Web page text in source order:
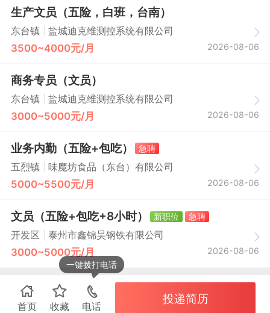
生产文员（五险，白班，台南）
东台镇 盐城迪克维测控系统有限公司
3500~4000元/月 2026-08-06
商务专员（文员）
东台镇 盐城迪克维测控系统有限公司
3000~5000元/月 2026-08-06
业务内勤（五险+包吃）
急聘
五烈镇
味魔坊食品（东台）有限公司
5000~5500元/月 2026-08-06
文员（五险+包吃+8小时） 新职位
急聘
开发区
泰州市鑫锦昊钢铁有限公司
3000~5000元/月 2026-08-06
首页 收藏 电话
一键拨打电话
投递简历